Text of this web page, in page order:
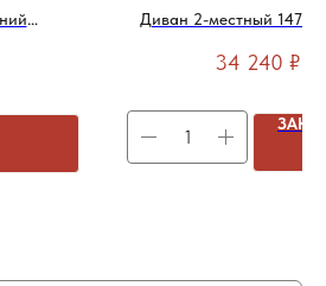
Диван 2-местный
34 240 ₽